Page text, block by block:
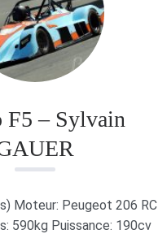
F5 – Sylvain
Moteur: Peugeot 206 RC
590kg Puissance: 190cv